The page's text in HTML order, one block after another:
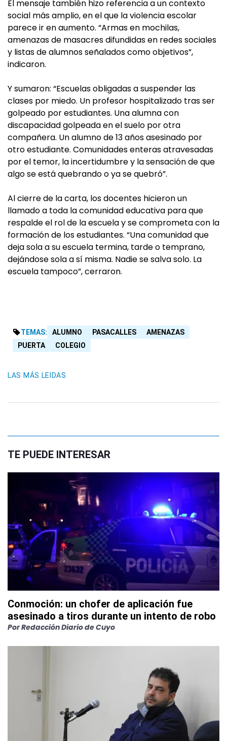
El mensaje también hizo referencia a un contexto
social más amplio, en el que la violencia escolar
parece ir en aumento. “Armas en mochilas,
amenazas de masacres difundidas en redes sociales
y listas de alumnos señalados como objetivos”,
indicaron.
Y sumaron: “Escuelas obligadas a suspender las
clases por miedo. Un profesor hospitalizado tras ser
golpeado por estudiantes. Una alumna con
discapacidad golpeada en el suelo por otra
compañera. Un alumno de 13 años asesinado por
otro estudiante. Comunidades enteras atravesadas
por el temor, la incertidumbre y la sensación de que
algo se está quebrando o ya se quebró”.
Al cierre de la carta, los docentes hicieron un
llamado a toda la comunidad educativa para que
respalde el rol de la escuela y se comprometa con la
formación de los estudiantes. “Una comunidad que
deja sola a su escuela termina, tarde o temprano,
dejándose sola a sí misma. Nadie se salva solo. La
escuela tampoco”, cerraron.
TEMAS: ALUMNO PASACALLES
AMENAZAS
PUERTA
COLEGIO
LAS MÁS LEIDAS
TE PUEDE INTERESAR
Conmoción: un chofer de aplicación fue
asesinado a tiros durante un intento de robo
PorRedacción Diario de Cuyo